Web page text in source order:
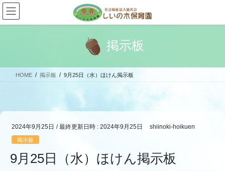
コ
ン
テ
ス
ナ
ビ
ゲ
ン
掲示板
HOME 掲示板 9月25日（水）ほけん掲示板
2024年9月25日 / 最終更新日時 : 2024年9月25日 shiinoki-hoikuen
掲示板
9月25日（水）ほけん掲示板